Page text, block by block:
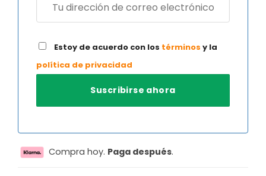
Estoy de acuerdo con los términos y la
política de privacidad
Compra hoy. Paga después.